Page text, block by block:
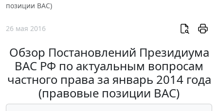
позиции ВАС)
26 мая 2016
Обзор Постановлений Президиума
ВАС РФ по актуальным вопросам
частного права за январь 2014 года
(правовые позиции ВАС)